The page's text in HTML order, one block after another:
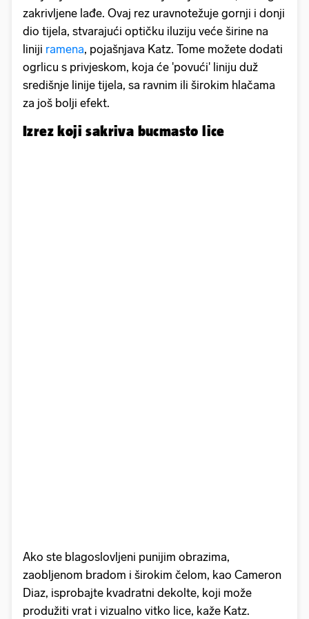
zakrivljene lađe. Ovaj rez uravnotežuje gornji i donji
dio tijela, stvarajući optičku iluziju veće širine na
liniji ramena, pojašnjava Katz. Tome možete dodati
ogrlicu s privjeskom, koja će 'povući' liniju duž
središnje linije tijela, sa ravnim ili širokim hlačama
za još bolji efekt.
Izrez koji sakriva bucmasto lice
Ako ste blagoslovljeni punijim obrazima,
zaobljenom bradom i širokim čelom, kao Cameron
Diaz, isprobajte kvadratni dekolte, koji može
produžiti vrat i vizualno vitko lice, kaže Katz.